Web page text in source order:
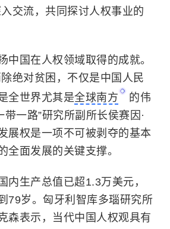
交流，共同探讨人权事业的
中国在人权领域取得的成就。
绝对贫困，不仅是中国人民
全世界尤其是全球南方
的伟
带一路”研究所副所长侯赛因·
展权是一项不可被剥夺的基本
全面发展的关键支撑。
内生产总值已超1.3万美元，
79岁。匈牙利智库多瑙研究所
森表示，当代中国人权观具有